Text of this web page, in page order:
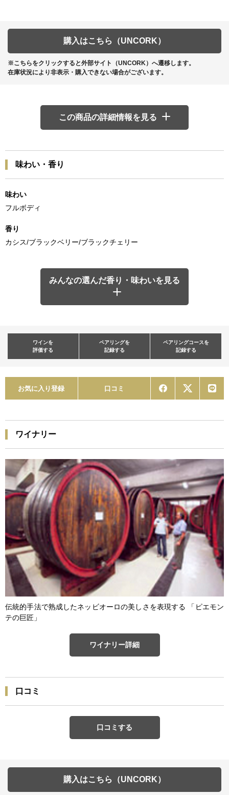
購入はこちら（UNCORK）
※こちらをクリックすると外部サイト（UNCORK）へ遷移します。
在庫状況により非表示・購入できない場合がございます。
この商品の詳細情報を見る
味わい・香り
味わい
フルボディ
香り
カシス/ブラックベリー/ブラックチェリー
みんなの選んだ香り・味わいを見る
ワインを
評価する
ペアリングを
記録する
ペアリングコースを
記録する
お気に入り登録 口コミ
ワイナリー
伝統的手法で熟成したネッビオーロの美しさを表現する 「ピエモン
テの巨匠」
ワイナリー詳細
口コミ
口コミする
購入はこちら（UNCORK）